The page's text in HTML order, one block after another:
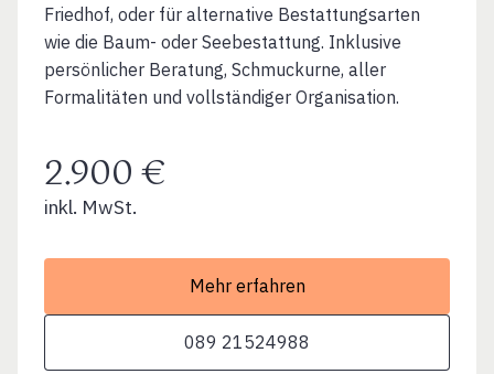
Friedhof, oder für alternative Bestattungsarten
wie die Baum- oder Seebestattung. Inklusive
persönlicher Beratung, Schmuckurne, aller
Formalitäten und vollständiger Organisation.
2.900 €
inkl. MwSt.
Mehr erfahren
089 21524988